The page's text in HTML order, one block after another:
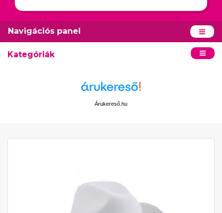
Navigációs panel
Kategóriák
Árukereső.hu